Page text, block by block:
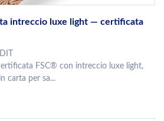
intreccio luxe light — certificata
FSC® con intreccio luxe light,
carta per sa...